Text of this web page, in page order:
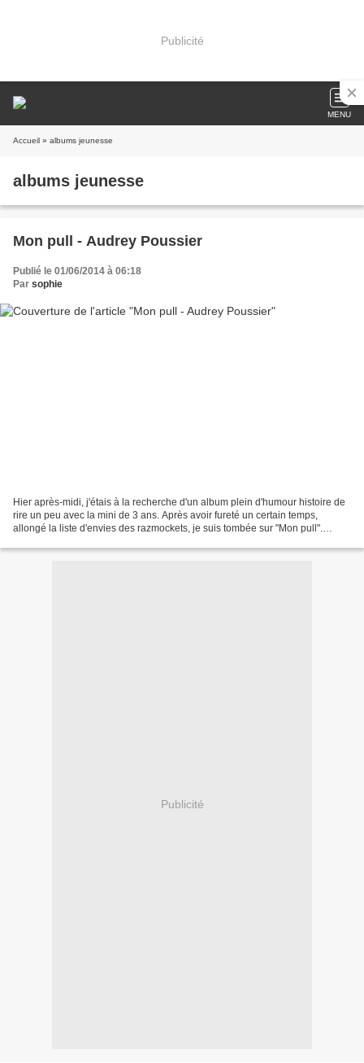
Publicité
MENU
Accueil » albums jeunesse
albums jeunesse
Mon pull - Audrey Poussier
Publié le 01/06/2014 à 06:18
Par sophie
Hier après-midi, j'étais à la recherche d'un album plein d'humour histoire de
rire un peu avec la mini de 3 ans. Après avoir fureté un certain temps,
allongé la liste d'envies des razmockets, je suis tombée sur "Mon pull".
Publicité